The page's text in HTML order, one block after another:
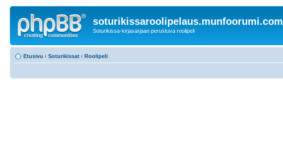
soturikissaroolipelaus.munfoorumi.com
Soturikissa-kirjasarjaan perustuva roolipeli
Etusivu ‹ Soturikissat ‹ Roolipeli